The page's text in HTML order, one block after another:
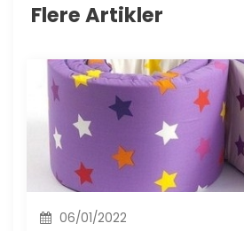
Flere Artikler
06/01/2022